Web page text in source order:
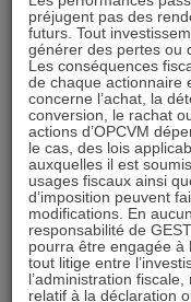
préjugent pas des
futurs. Tout
générer des pertes ou
Les conséquences
de chaque actionnaire
concerne l’achat, la
conversion, le rachat
actions d’OPCVM
le cas, des lois
auxquelles il est
usages fiscaux ainsi
d’imposition peuvent
modifications. En
responsabilité de
pourra être engagée à
tout litige entre
l’administration
relatif à la déclaration